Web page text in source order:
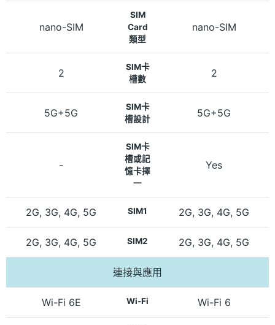
nano-SIM
SIM
Card
類型
nano-SIM
2
SIM卡
槽數
2
5G+5G
SIM卡
槽設計
5G+5G
-
SIM卡
槽或記
憶卡擇
一
Yes
2G, 3G, 4G, 5G SIM1 2G, 3G, 4G, 5G
2G, 3G, 4G, 5G SIM2 2G, 3G, 4G, 5G
連接與應用
Wi-Fi 6E Wi-Fi Wi-Fi 6